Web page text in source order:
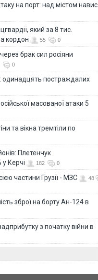
на порт: над містом навис
який за 8 тис.
кордон
55 0
брак сил росіяни
0
одинадцять постраждалих
масованої атаки 5
та вікна тремтіли по
Плетенчук
Керчі
182 0
частини Грузії - МЗС
48
зброї на борту Ан-124 в
з початку війни в